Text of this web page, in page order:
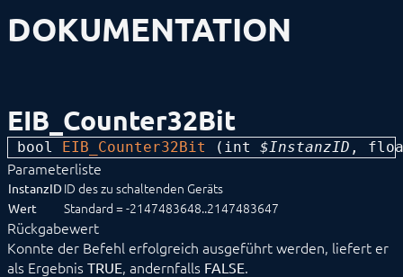
DOKUMENTATION
MODULREFERENZ
Geräte
ALLNET
BACnet
Catan
digitalSTROM
DMX / ArtNet
EgiGeoZone
ekey
ekey bionyx
EnOcean
EIB_Counter32Bit
bool EIB_Counter32Bit ( int $InstanzID ,
Parameterliste
InstanzIDID des zu schaltenden Geräts
Wert Standard = -2147483648..2147483647
Rückgabewert
Konnte der Befehl erfolgreich ausgeführt werden, liefert er
als Ergebnis TRUE, andernfalls FALSE.